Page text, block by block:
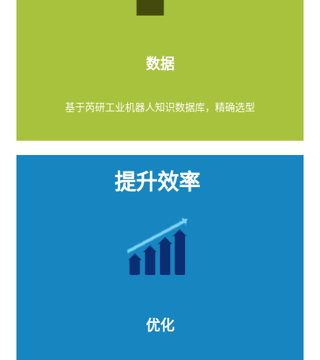
数据
基于芮研工业机器人知识数据库，精确选型
提升效率
优化